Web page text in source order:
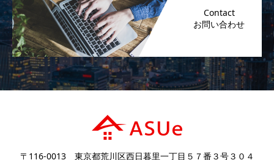
Contact
〒116-0013 東京都荒川区西日暮里一丁目５７番３号３０４